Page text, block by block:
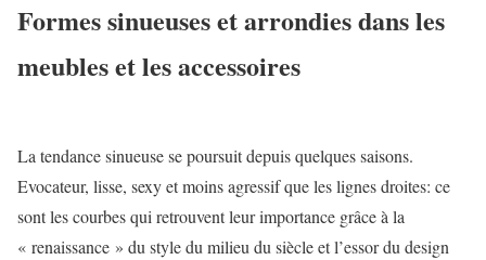
Formes sinueuses et arrondies dans les
meubles et les accessoires
La tendance sinueuse se poursuit depuis quelques saisons.
Evocateur, lisse, sexy et moins agressif que les lignes droites: ce
sont les courbes qui retrouvent leur importance grâce à la
« renaissance » du style du milieu du siècle et l’essor du design